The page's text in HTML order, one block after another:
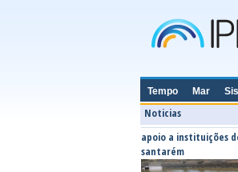
Tempo Mar
Noticias
apoio a instituições
santarém